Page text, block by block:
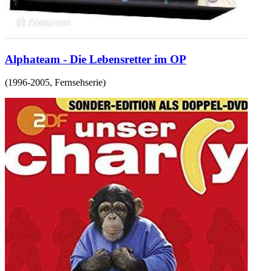
Alphateam - Die Lebensretter im OP
(1996-2005, Fernsehserie)